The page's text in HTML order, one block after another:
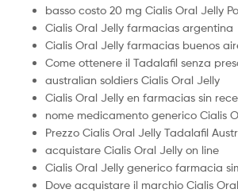
basso costo 20 mg Cialis Oral Jelly
Cialis Oral Jelly farmacias argentina
Cialis Oral Jelly farmacias buenos
Come ottenere il Tadalafil senza
australian soldiers Cialis Oral Jelly
Cialis Oral Jelly en farmacias sin
nome medicamento generico Cialis
Prezzo Cialis Oral Jelly Tadalafil
acquistare Cialis Oral Jelly on line
Cialis Oral Jelly generico farmacia
Dove acquistare il marchio Cialis